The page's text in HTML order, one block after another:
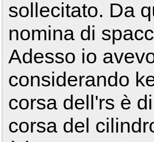
sollecitato. Da
nomina di
Adesso io
considerando
corsa dell'rs è
corsa del